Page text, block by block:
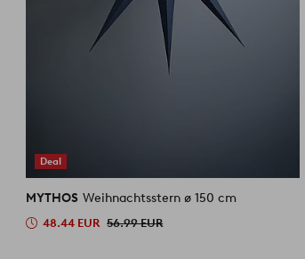
Deal
MYTHOS Weihnachtsstern ø 150 cm
48.44 EUR 56.99 EUR